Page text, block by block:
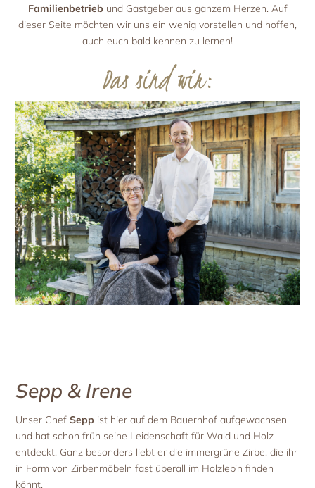
Ausstattung & Leistungen
Preisliste
Ferien mit ‚Wau‘-Faktor
Aktuelles & Angebote
Angebote & Pauschalen
Bergadvent
Ausflugsziele
Familienbetrieb und Gastgeber aus ganzem Herzen. Auf
dieser Seite möchten wir uns ein wenig vorstellen und hoffen,
auch euch bald kennen zu lernen!
Das sind wir:
Sepp & Irene
Unser ChefSepp ist hier auf dem Bauernhof aufgewachsen
und hat schon früh seine Leidenschaft für Wald und Holz
entdeckt. Ganz besonders liebt er die immergrüne Zirbe, die ihr
in Form von Zirbenmöbeln fast überall im Holzleb’n finden
könnt.